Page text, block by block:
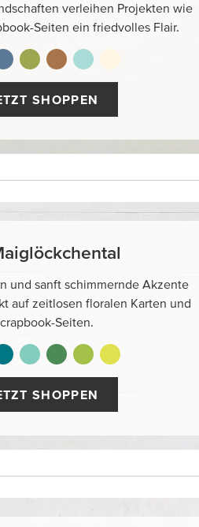
verleihen Projekten wie
Seiten ein friedvolles Flair.
SHOPPEN
und sanft schimmernde Akzente
auf zeitlosen floralen Karten und
Seiten.
SHOPPEN